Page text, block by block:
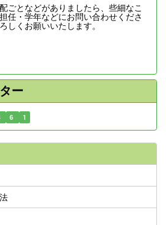
ごとなどがありましたら、些細なこ
任・学年などにお問い合わせくださ
しくお願いいたします。
ー
6 1